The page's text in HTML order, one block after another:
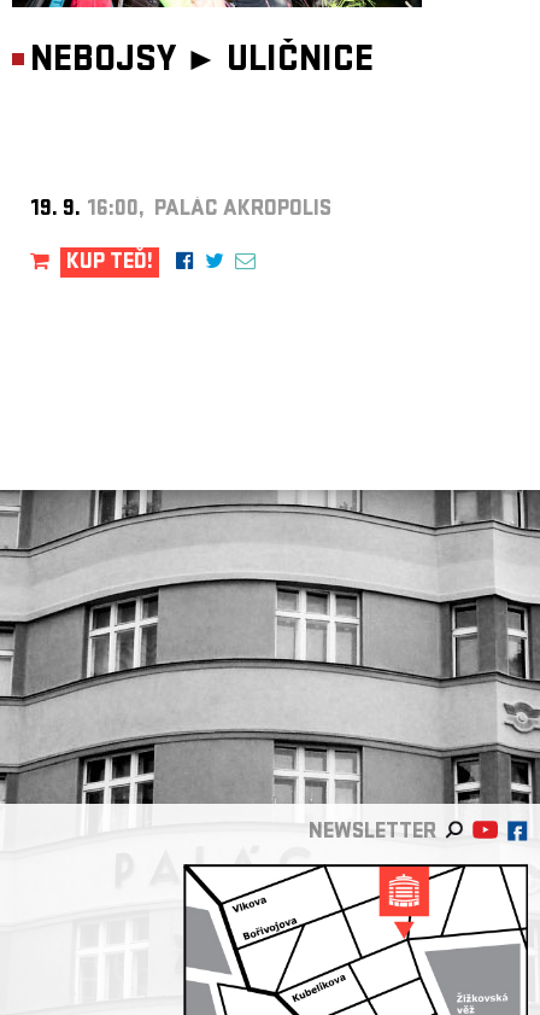
NEBOJSY ► ULIČNICE
19. 9. 16:00, PALÁC AKROPOLIS
KUP TEĎ!
NEWSLETTER